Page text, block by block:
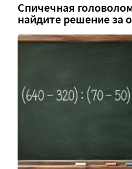
Спичечная
найдите решение за